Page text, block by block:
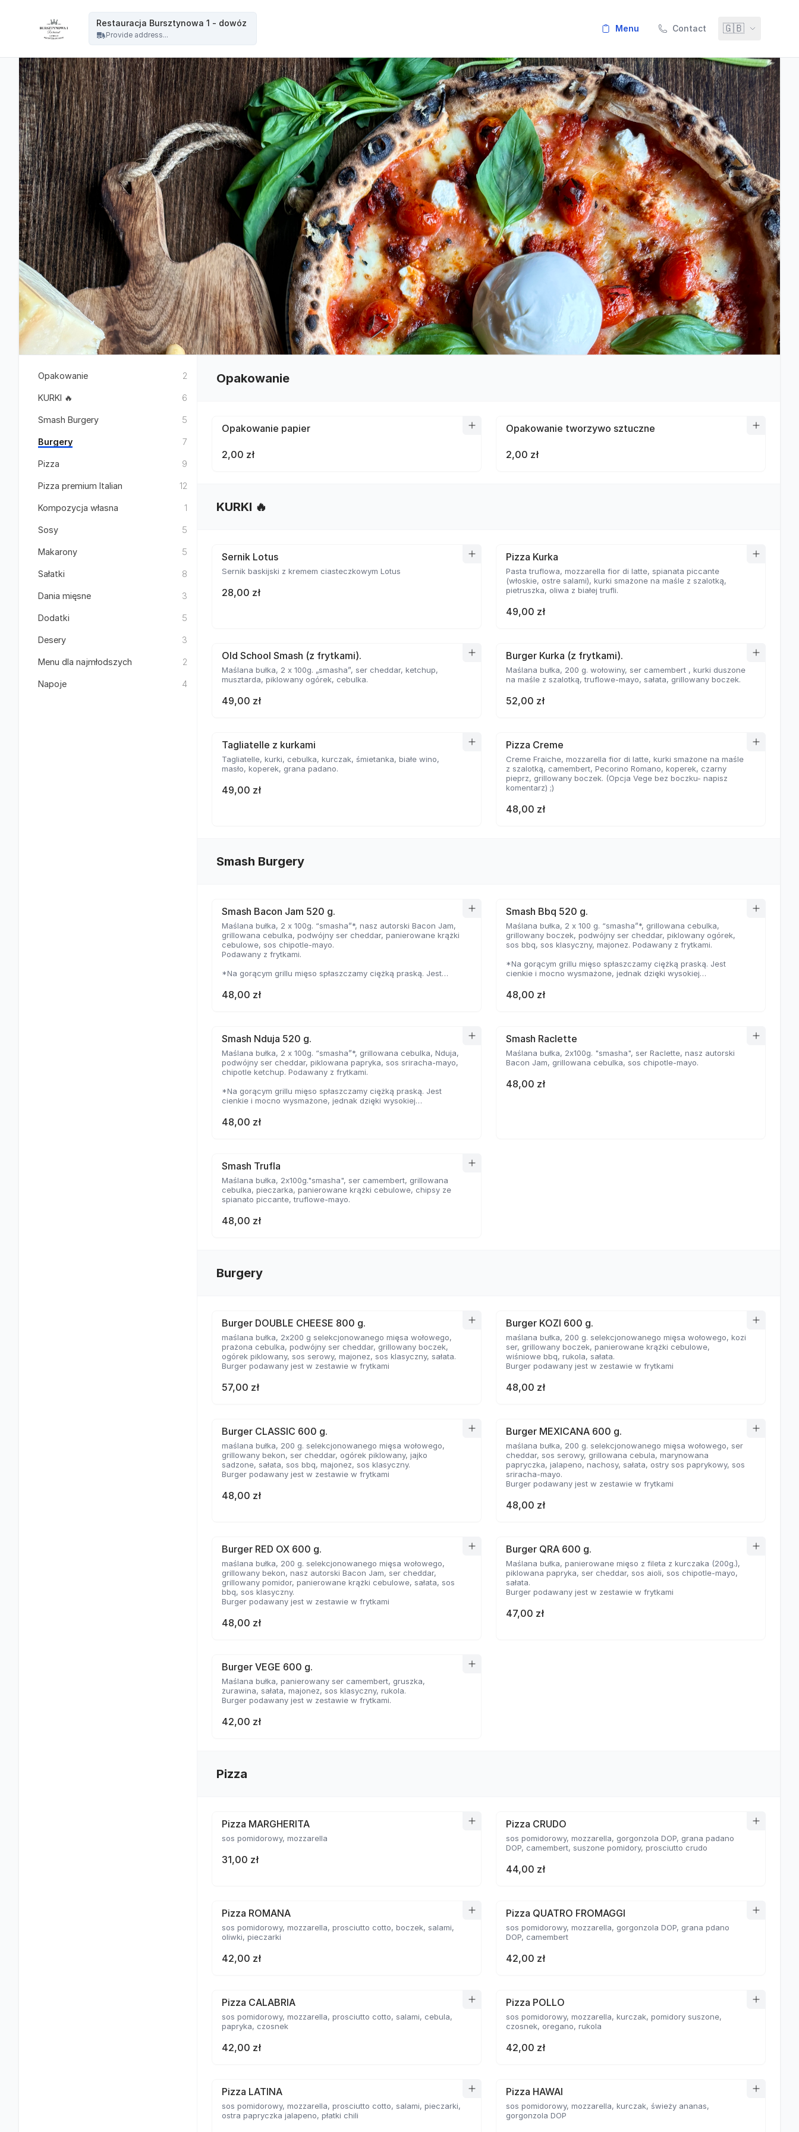
Restauracja Bursztynowa 1 - dowóz
Provide address...
menu Contact 🇬🇧
Opakowanie 2
KURKI 🔥 6
Smash Burgery 5
Burgery 7
Pizza 9
Pizza premium Italian 12
Kompozycja własna 1
Sosy 5
Makarony 5
Sałatki 8
Dania mięsne 3
Dodatki 5
Desery 3
Menu dla najmłodszych 2
Napoje 4
Opakowanie
Opakowanie papier
2,00 zł
Opakowanie tworzywo sztuczne
2,00 zł
KURKI 🔥
Sernik Lotus
Sernik baskijski z kremem ciasteczkowym Lotus
28,00 zł
Pizza Kurka
Pasta truflowa, mozzarella fior di latte, spianata piccante
(włoskie, ostre salami), kurki smażone na maśle z szalotką,
pietruszka, oliwa z białej trufli.
49,00 zł
Old School Smash (z frytkami).
Maślana bułka, 2 x 100g. „smasha”, ser cheddar, ketchup,
musztarda, piklowany ogórek, cebulka.
49,00 zł
Burger Kurka (z frytkami).
Maślana bułka, 200 g. wołowiny, ser camembert , kurki duszone
na maśle z szalotką, truflowe-mayo, sałata, grillowany boczek.
52,00 zł
Tagliatelle z kurkami
Tagliatelle, kurki, cebulka, kurczak, śmietanka, białe wino,
masło, koperek, grana padano.
49,00 zł
Pizza Creme
Creme Fraiche, mozzarella fior di latte, kurki smażone na maśle
z szalotką, camembert, Pecorino Romano, koperek, czarny
pieprz, grillowany boczek. (Opcja Vege bez boczku- napisz
komentarz) ;)
48,00 zł
Smash Burgery
Smash Bacon Jam 520 g.
Maślana bułka, 2 x 100g. “smasha”*, nasz autorski Bacon Jam,
grillowana cebulka, podwójny ser cheddar, panierowane krążki
cebulowe, sos chipotle-mayo.
Podawany z frytkami.
*Na gorącym grillu mięso spłaszczamy ciężką praską. Jest
temperaturze, zyskuje jednocześnie chrupiąca skorupkę i
delikatną soczystość.
48,00 zł
Smash Bbq 520 g.
Maślana bułka, 2 x 100 g. “smasha”*, grillowana cebulka,
grillowany boczek, podwójny ser cheddar, piklowany ogórek,
sos bbq, sos klasyczny, majonez. Podawany z frytkami.
*Na gorącym grillu mięso spłaszczamy ciężką praską. Jest
cienkie i mocno wysmażone, jednak dzięki wysokiej
delikatną soczystość.
48,00 zł
Smash Nduja 520 g.
Maślana bułka, 2 x 100g. “smasha”*, grillowana cebulka, Nduja,
podwójny ser cheddar, piklowana papryka, sos sriracha-mayo,
chipotle ketchup. Podawany z frytkami.
*Na gorącym grillu mięso spłaszczamy ciężką praską. Jest
cienkie i mocno wysmażone, jednak dzięki wysokiej
delikatną soczystość.
48,00 zł
Smash Raclette
Maślana bułka, 2x100g. "smasha", ser Raclette, nasz autorski
Bacon Jam, grillowana cebulka, sos chipotle-mayo.
48,00 zł
Smash Trufla
Maślana bułka, 2x100g."smasha", ser camembert, grillowana
cebulka, pieczarka, panierowane krążki cebulowe, chipsy ze
spianato piccante, truflowe-mayo.
48,00 zł
Burgery
Burger DOUBLE CHEESE 800 g.
maślana bułka, 2x200 g selekcjonowanego mięsa wołowego,
prażona cebulka, podwójny ser cheddar, grillowany boczek,
ogórek piklowany, sos serowy, majonez, sos klasyczny, sałata.
Burger podawany jest w zestawie w frytkami
57,00 zł
Burger KOZI 600 g.
maślana bułka, 200 g. selekcjonowanego mięsa wołowego, kozi
ser, grillowany boczek, panierowane krążki cebulowe,
wiśniowe bbq, rukola, sałata.
Burger podawany jest w zestawie w frytkami
48,00 zł
Burger CLASSIC 600 g.
maślana bułka, 200 g. selekcjonowanego mięsa wołowego,
grillowany bekon, ser cheddar, ogórek piklowany, jajko
sadzone, sałata, sos bbq, majonez, sos klasyczny.
Burger podawany jest w zestawie w frytkami
48,00 zł
Burger MEXICANA 600 g.
maślana bułka, 200 g. selekcjonowanego mięsa wołowego, ser
cheddar, sos serowy, grillowana cebula, marynowana
papryczka, jalapeno, nachosy, sałata, ostry sos paprykowy, sos
sriracha-mayo.
Burger podawany jest w zestawie w frytkami
48,00 zł
Burger RED OX 600 g.
maślana bułka, 200 g. selekcjonowanego mięsa wołowego,
grillowany bekon, nasz autorski Bacon Jam, ser cheddar,
grillowany pomidor, panierowane krążki cebulowe, sałata, sos
bbq, sos klasyczny.
Burger podawany jest w zestawie w frytkami
48,00 zł
Burger QRA 600 g.
Maślana bułka, panierowane mięso z fileta z kurczaka (200g.),
piklowana papryka, ser cheddar, sos aioli, sos chipotle-mayo,
sałata.
Burger podawany jest w zestawie w frytkami
47,00 zł
Burger VEGE 600 g.
Maślana bułka, panierowany ser camembert, gruszka,
żurawina, sałata, majonez, sos klasyczny, rukola.
Burger podawany jest w zestawie w frytkami.
42,00 zł
Pizza
Pizza MARGHERITA
sos pomidorowy, mozzarella
31,00 zł
Pizza CRUDO
sos pomidorowy, mozzarella, gorgonzola DOP, grana padano
DOP, camembert, suszone pomidory, prosciutto crudo
44,00 zł
Pizza ROMANA
sos pomidorowy, mozzarella, prosciutto cotto, boczek, salami,
oliwki, pieczarki
42,00 zł
Pizza QUATRO FROMAGGI
sos pomidorowy, mozzarella, gorgonzola DOP, grana pdano
DOP, camembert
42,00 zł
Pizza CALABRIA
sos pomidorowy, mozzarella, prosciutto cotto, salami, cebula,
papryka, czosnek
42,00 zł
Pizza POLLO
sos pomidorowy, mozzarella, kurczak, pomidory suszone,
czosnek, oregano, rukola
42,00 zł
Pizza LATINA
sos pomidorowy, mozzarella, prosciutto cotto, salami, pieczarki,
ostra papryczka jalapeno, płatki chili
Pizza HAWAI
sos pomidorowy, mozzarella, kurczak, świeży ananas,
gorgonzola DOP